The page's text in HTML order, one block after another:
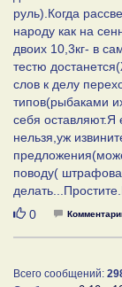
руль).Когда
народу как на
двоих 10,3кг- в
тестю
слов к делу
типов(рыбаками
себя оставляют.Я
нельзя,уж
поводу(
Нравится
0
Всего сообщений: